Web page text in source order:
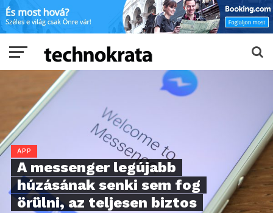
APP
A messenger legújabb
húzásának senki sem fog
örülni, az teljesen biztos